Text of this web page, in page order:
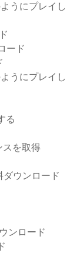
うにプレイし
ード
うにプレイし
る
スを取得
ダウンロード
ンロード